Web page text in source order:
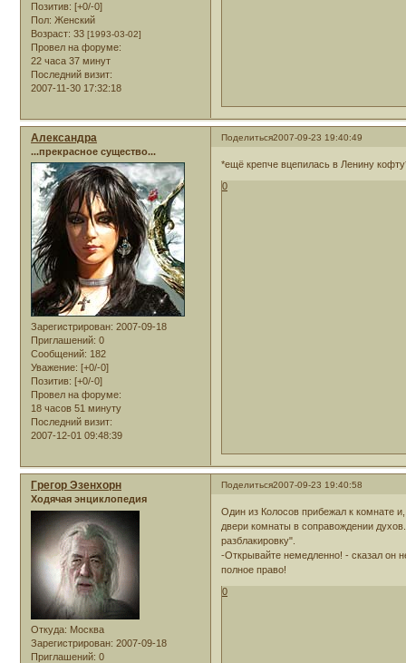
Позитив: [+0/-0]
Пол: Женский
Возраст: 33 [1993-03-02]
Провел на форуме:
22 часа 37 минут
Последний визит:
2007-11-30 17:32:18
Поделиться2007-09-23 19:40:49
Александра
...прекрасное существо...
Зарегистрирован: 2007-09-18
Приглашений: 0
Сообщений: 182
Уважение: [+0/-0]
Позитив: [+0/-0]
Провел на форуме:
18 часов 51 минуту
Последний визит:
2007-12-01 09:48:39
*ещё крепче вцепилась в Ленину
0
Поделиться2007-09-23 19:40:58
Грегор Эзенхорн
Ходячая энциклопедия
Откуда: Москва
Зарегистрирован: 2007-09-18
Приглашений: 0
Один из Колосов прибежал к комнате
двери комнаты в соправождении
разблакировку".
-Открывайте немедленно! - сказал
полное право!
0